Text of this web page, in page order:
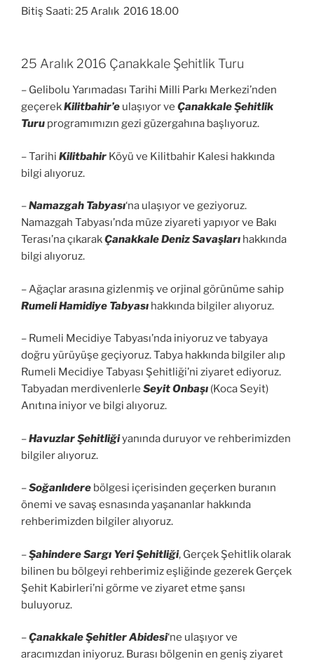
Bitiş Saati: 25 Aralık 2016 18.00
25 Aralık 2016 Çanakkale Şehitlik Turu
– Gelibolu Yarımadası Tarihi Milli Parkı Merkezi’nden
geçerekKilitbahir’e ulaşıyor ve Çanakkale Şehitlik
Turu programımızın gezi güzergahına başlıyoruz.
– Tarihi Kilitbahir Köyü ve Kilitbahir Kalesi hakkında
bilgi alıyoruz.
–Namazgah Tabyası‘na ulaşıyor ve geziyoruz.
Namazgah Tabyası’nda müze ziyareti yapıyor ve Bakı
Terası’na çıkarakÇanakkale Deniz Savaşları hakkında
bilgi alıyoruz.
– Ağaçlar arasına gizlenmiş ve orjinal görünüme sahip
Rumeli Hamidiye Tabyası hakkında bilgiler alıyoruz.
– Rumeli Mecidiye Tabyası’nda iniyoruz ve tabyaya
doğru yürüyüşe geçiyoruz. Tabya hakkında bilgiler alıp
Rumeli Mecidiye Tabyası Şehitliği’ni ziyaret ediyoruz.
Tabyadan merdivenlerle Seyit Onbaşı (Koca Seyit)
Anıtına iniyor ve bilgi alıyoruz.
–Havuzlar Şehitliğiyanında duruyor ve rehberimizden
bilgiler alıyoruz.
–Soğanlıdere bölgesi içerisinden geçerken buranın
önemi ve savaş esnasında yaşananlar hakkında
rehberimizden bilgiler alıyoruz.
–Şahindere Sargı Yeri Şehitliği, Gerçek Şehitlik olarak
bilinen bu bölgeyi rehberimiz eşliğinde gezerek Gerçek
Şehit Kabirleri’ni görme ve ziyaret etme şansı
buluyoruz.
–Çanakkale Şehitler Abidesi‘ne ulaşıyor ve
aracımızdan iniyoruz. Burası bölgenin en geniş ziyaret